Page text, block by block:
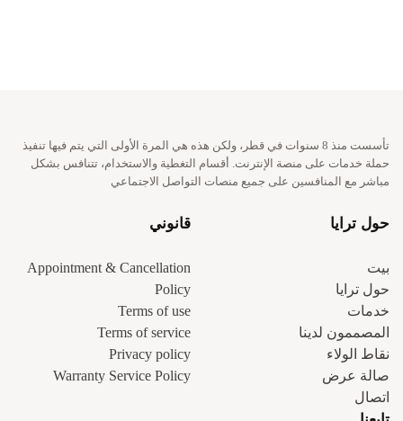
تأسست منذ 8 سنوات في قطر، ولكن هذه هي المرة الأولى التي يتم فيها تنفيذ
حملة خدمات على منصة الإنترنت. أقسام التغطية والاستخدام، تتنافس بشكل
مباشر مع المنافسين على جميع منصات التواصل الاجتماعي
حول ترايا
بيت
حول ترايا
خدمات
المصممون لدينا
نقاط الولاء
صالة عرض
اتصال
قانوني
Appointment & Cancellation
Policy
Terms of use
Terms of service
Privacy policy
Warranty Service Policy